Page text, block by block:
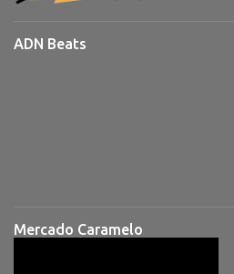
ADN Beats
Mercado Caramelo